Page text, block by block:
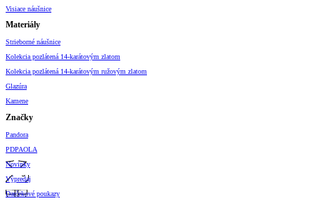
Visiace náušnice
Materiály
Strieborné náušnice
Kolekcia pozlátená 14-karátovým zlatom
Kolekcia pozlátená 14-karátovým ružovým zlatom
Glazúra
Kamene
Značky
Pandora
PDPAOLA
Novinky
Výpredaj
Darčekové poukazy